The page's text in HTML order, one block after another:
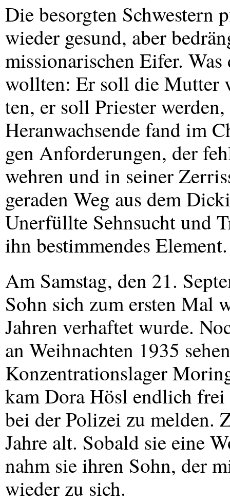
Die besorgten Schwestern
wieder gesund, aber
missionarischen Eifer.
wollten: Er soll die Mutter
ten, er soll Priester
Heranwachsende fand im
gen Anforderungen, der
wehren und in seiner
geraden Weg aus dem
Unerfüllte Sehnsucht und
ihn bestimmendes Element.
Am Samstag, den 21.
Sohn sich zum ersten Mal
Jahren verhaftet wurde.
an Weihnachten 1935
Konzentrationslager
kam Dora Hösl endlich
bei der Polizei zu melden.
Jahre alt. Sobald sie eine
nahm sie ihren Sohn, der
wieder zu sich.